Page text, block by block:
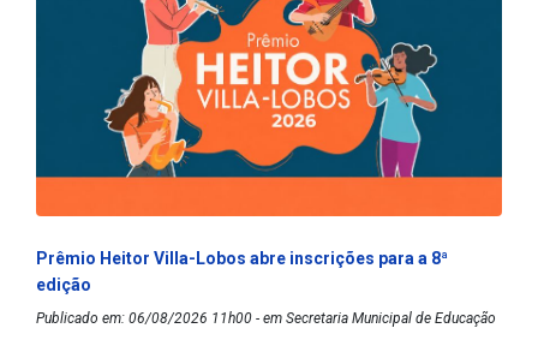
Prêmio Heitor Villa-Lobos abre inscrições para a 8ª
edição
Publicado em: 06/08/2026 11h00 - em Secretaria Municipal de Educação